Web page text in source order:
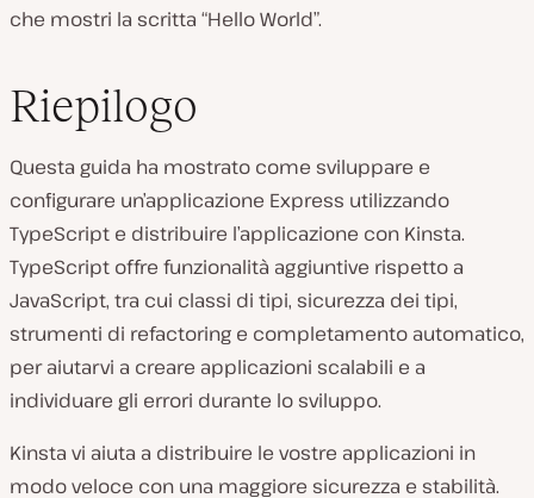
che mostri la scritta “Hello World”.
Riepilogo
Questa guida ha mostrato come sviluppare e
configurare un’applicazione Express utilizzando
TypeScript e distribuire l’applicazione con Kinsta.
TypeScript offre funzionalità aggiuntive rispetto a
JavaScript, tra cui classi di tipi, sicurezza dei tipi,
strumenti di refactoring e completamento automatico,
per aiutarvi a creare applicazioni scalabili e a
individuare gli errori durante lo sviluppo.
Kinsta vi aiuta a distribuire le vostre applicazioni in
modo veloce con una maggiore sicurezza e stabilità.